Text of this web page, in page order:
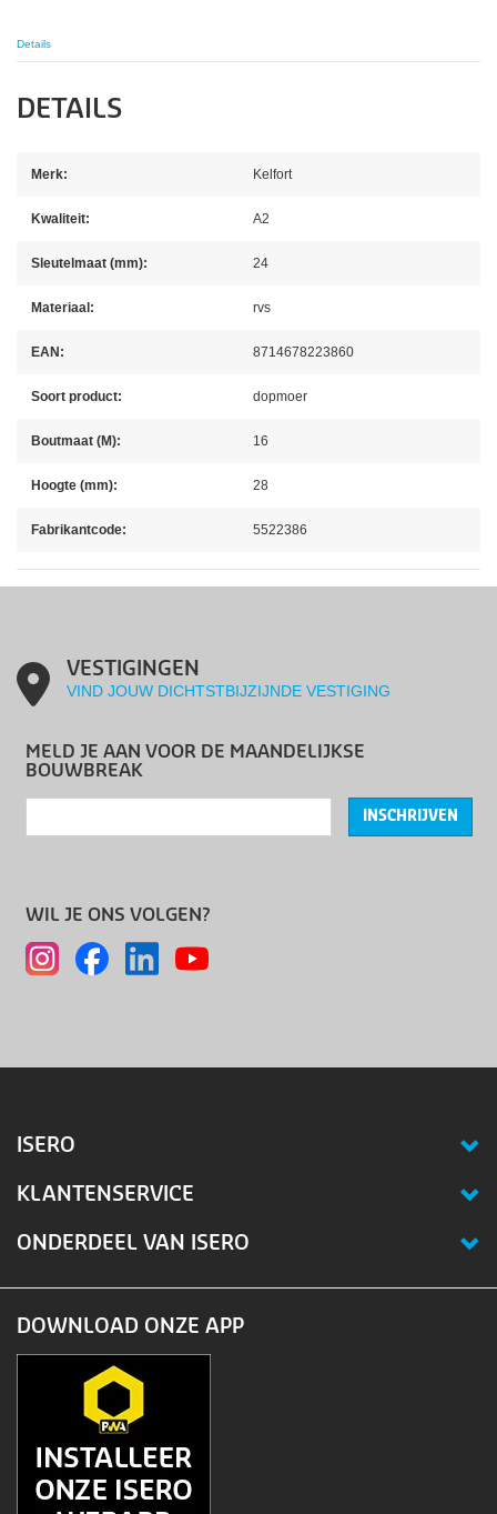
Details
DETAILS
Merk: Kelfort
Kwaliteit: A2
Sleutelmaat (mm): 24
Materiaal: rvs
EAN: 8714678223860
Soort product: dopmoer
Boutmaat (M): 16
Hoogte (mm): 28
Fabrikantcode: 5522386
VESTIGINGEN
VIND JOUW DICHTSTBIJZIJNDE VESTIGING
MELD JE AAN VOOR DE MAANDELIJKSE
BOUWBREAK
INSCHRIJVEN
WIL JE ONS VOLGEN?
ISERO
KLANTENSERVICE
ONDERDEEL VAN ISERO
DOWNLOAD ONZE APP